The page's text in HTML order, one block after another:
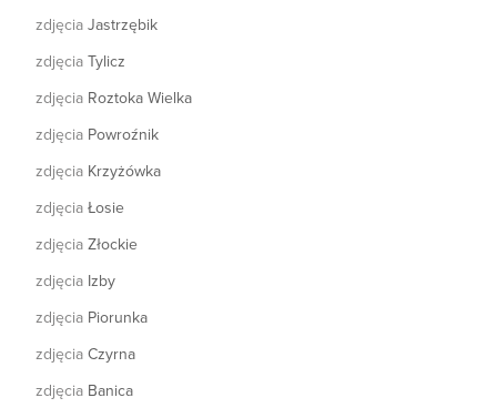
zdjęcia Jastrzębik
zdjęcia Tylicz
zdjęcia Roztoka Wielka
zdjęcia Powroźnik
zdjęcia Krzyżówka
zdjęcia Łosie
zdjęcia Złockie
zdjęcia Izby
zdjęcia Piorunka
zdjęcia Czyrna
zdjęcia Banica